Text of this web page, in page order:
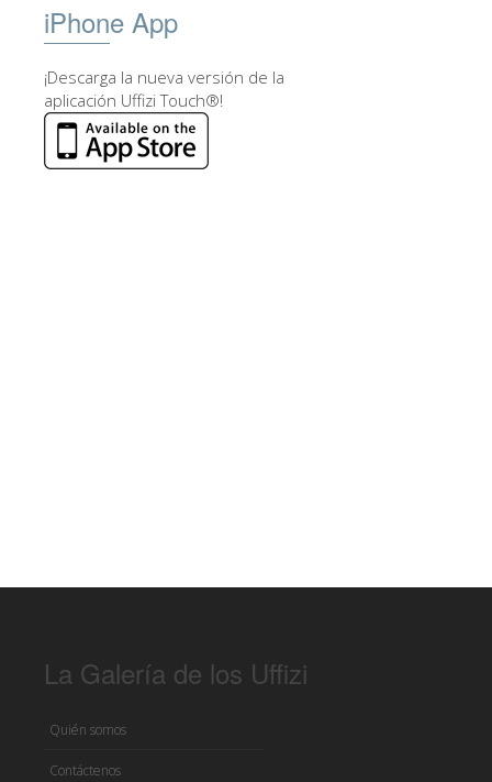
iPhone App
¡Descarga la nueva versión de la
aplicación Uffizi Touch®!
La Galería de los Uffizi
Quién somos
Contáctenos